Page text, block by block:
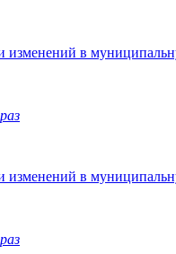
изменений в
изменений в